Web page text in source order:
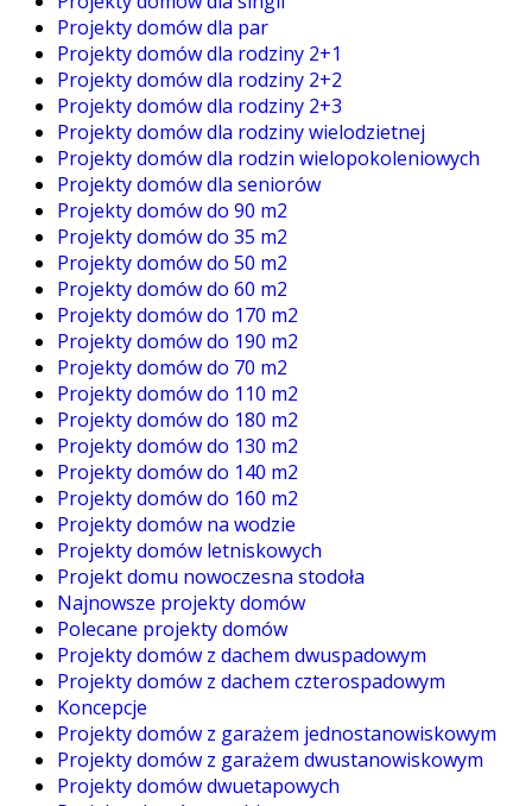
Projekty domów dla par
Projekty domów dla rodziny 2+1
Projekty domów dla rodziny 2+2
Projekty domów dla rodziny 2+3
Projekty domów dla rodziny wielodzietnej
Projekty domów dla rodzin wielopokoleniowych
Projekty domów dla seniorów
Projekty domów do 90 m2
Projekty domów do 35 m2
Projekty domów do 50 m2
Projekty domów do 60 m2
Projekty domów do 170 m2
Projekty domów do 190 m2
Projekty domów do 70 m2
Projekty domów do 110 m2
Projekty domów do 180 m2
Projekty domów do 130 m2
Projekty domów do 140 m2
Projekty domów do 160 m2
Projekty domów na wodzie
Projekty domów letniskowych
Projekt domu nowoczesna stodoła
Najnowsze projekty domów
Polecane projekty domów
Projekty domów z dachem dwuspadowym
Projekty domów z dachem czterospadowym
Koncepcje
Projekty domów z garażem jednostanowiskowym
Projekty domów z garażem dwustanowiskowym
Projekty domów dwuetapowych